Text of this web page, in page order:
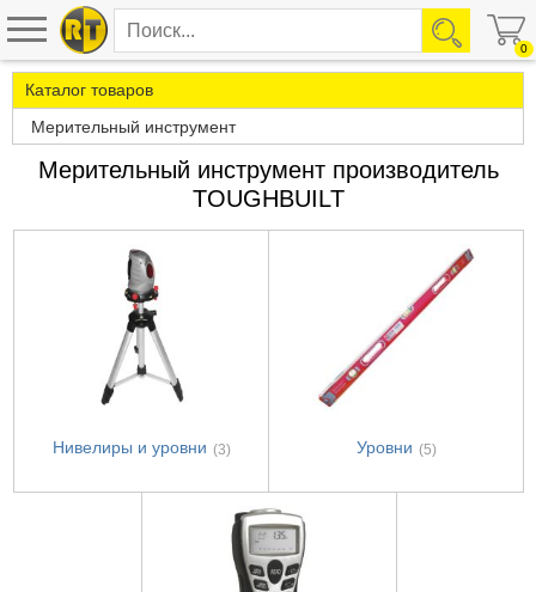
0
Каталог товаров
Мерительный инструмент
Мерительный инструмент производитель
TOUGHBUILT
Нивелиры и уровни (3) Уровни (5)